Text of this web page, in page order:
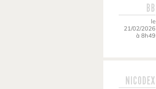
BB
le
21/02/2026
à 8h49
NICODEX